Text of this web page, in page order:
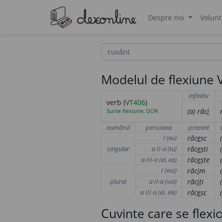
Despre noi
Modelul de flexiune
verb (VT406)
Surse flexiune: DOR
infinitiv
(a) răci
numărul persoana prezent
singular
I (eu) răcesc
a II-a (tu) răcești
a III-a (el, ea) răcește
plural
I (noi) răcim
a II-a (voi) răciți
a III-a (ei, ele) răcesc
Cuvinte care se